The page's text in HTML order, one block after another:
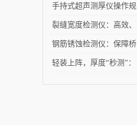
题解析：解决数据波动、
探头故障，保障测量结果
可靠
手持式超声测厚仪操作规
范：测点选择、数据记录
与环境干扰规避要点
裂缝宽度检测仪：高效、
精准的裂缝检测解决方案
钢筋锈蚀检测仪：保障桥
梁与建筑安全的智能检测
轻装上阵，厚度“秒测”：